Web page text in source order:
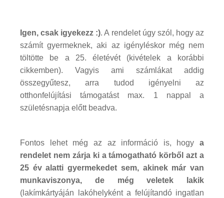
Igen, csak igyekezz :). A rendelet úgy szól, hogy az
számít gyermeknek, aki az igényléskor még nem
töltötte be a 25. életévét (kivételek a korábbi
cikkemben). Vagyis ami számlákat addig
összegyűtesz, arra tudod igényelni az
otthonfelújítási támogatást max. 1 nappal a
születésnapja előtt beadva.
Fontos lehet még az az információ is, hogy a
rendelet nem zárja ki a támogatható körből azt a
25 év alatti gyermekedet sem, akinek már van
munkaviszonya, de még veletek lakik
(lakímkártyáján lakóhelyként a felújítandó ingatlan